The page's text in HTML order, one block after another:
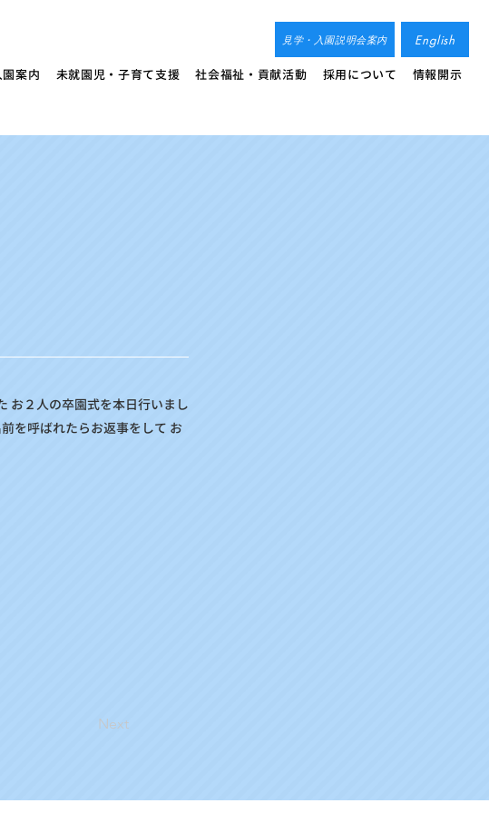
見学・入園説明会案内 English
園案内 未就園児・子育て支援 社会福祉・貢献活動 採用について 情報開示
お２人の卒園式を本日行いまし
を呼ばれたらお返事をして お
Next